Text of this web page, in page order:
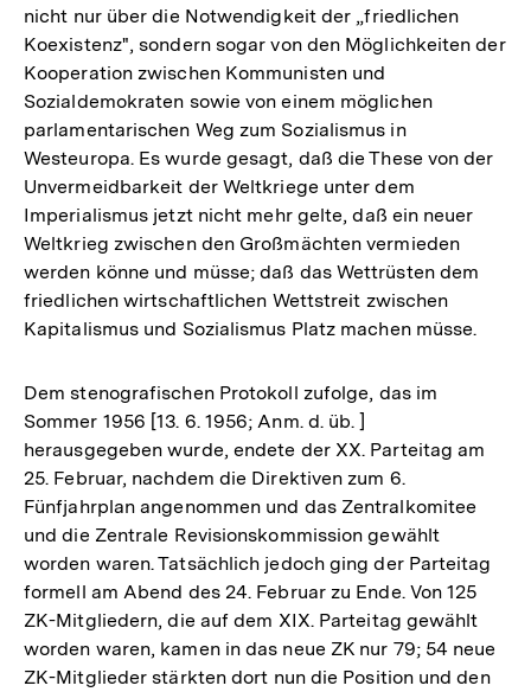
nicht nur über die Notwendigkeit der „friedlichen
Koexistenz", sondern sogar von den Möglichkeiten der
Kooperation zwischen Kommunisten und
Sozialdemokraten sowie von einem möglichen
parlamentarischen Weg zum Sozialismus in
Westeuropa. Es wurde gesagt, daß die These von der
Unvermeidbarkeit der Weltkriege unter dem
Imperialismus jetzt nicht mehr gelte, daß ein neuer
Weltkrieg zwischen den Großmächten vermieden
werden könne und müsse; daß das Wettrüsten dem
friedlichen wirtschaftlichen Wettstreit zwischen
Kapitalismus und Sozialismus Platz machen müsse.
Dem stenografischen Protokoll zufolge, das im
Sommer 1956 [13. 6. 1956; Anm. d. üb. ]
herausgegeben wurde, endete der XX. Parteitag am
25. Februar, nachdem die Direktiven zum 6.
Fünfjahrplan angenommen und das Zentralkomitee
und die Zentrale Revisionskommission gewählt
worden waren. Tatsächlich jedoch ging der Parteitag
formell am Abend des 24. Februar zu Ende. Von 125
ZK-Mitgliedern, die auf dem XIX. Parteitag gewählt
worden waren, kamen in das neue ZK nur 79; 54 neue
ZK-Mitglieder stärkten dort nun die Position und den